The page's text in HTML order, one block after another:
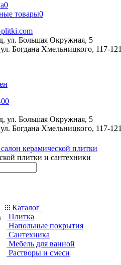
0
товары0
ул. Большая Окружная, 5
Богдана Хмельницкого, 117-121
ул. Большая Окружная, 5
Богдана Хмельницкого, 117-121
плитки и сантехники
Каталог
Плитка
Напольные покрытия
Сантехника
Мебель для ванной
Растворы и смеси